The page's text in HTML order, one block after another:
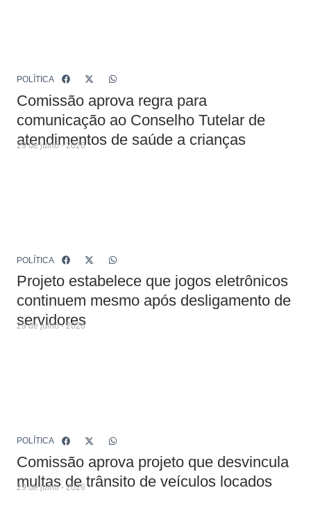
POLÍTICA
Comissão aprova regra para
comunicação ao Conselho Tutelar de
atendimentos de saúde a crianças
29 de julho - 2026
POLÍTICA
Projeto estabelece que jogos eletrônicos
continuem mesmo após desligamento de
servidores
29 de julho - 2026
POLÍTICA
Comissão aprova projeto que desvincula
multas de trânsito de veículos locados
29 de julho - 2026